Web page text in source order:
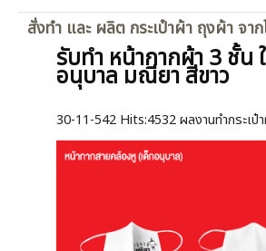
สั่งทำ และ ผลิต กระเป๋าผ้า ถุงผ้า จา
รับทำ หน้ากากผ้า 3 ชั้น
อนุบาล มณียา สีขาว
30-11-542 Hits:4532 ผลงานทำกระเป๋